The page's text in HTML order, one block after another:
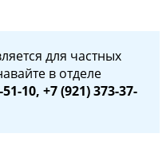
для частных
в отделе
10, +7 (921)373-37-